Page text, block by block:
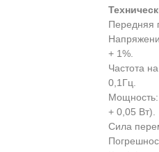
Передняя
+ 1%.
Частота
0,1Гц.
+ 0,05 Вт).
Сила